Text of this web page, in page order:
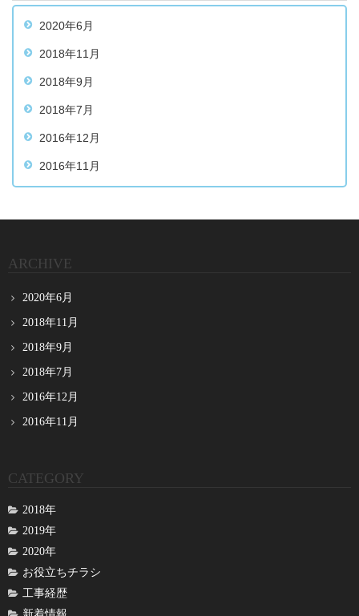
2020年6月
2018年11月
2018年9月
2018年7月
2016年12月
2016年11月
ARCHIVE
2020年6月
2018年11月
2018年9月
2018年7月
2016年12月
2016年11月
CATEGORY
2018年
2019年
2020年
お役立ちチラシ
工事経歴